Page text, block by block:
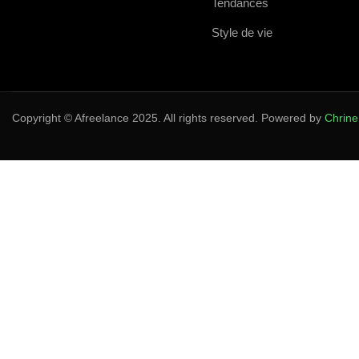
Tendances
Style de vie
Copyright © Afreelance 2025. All rights reserved. Powered by